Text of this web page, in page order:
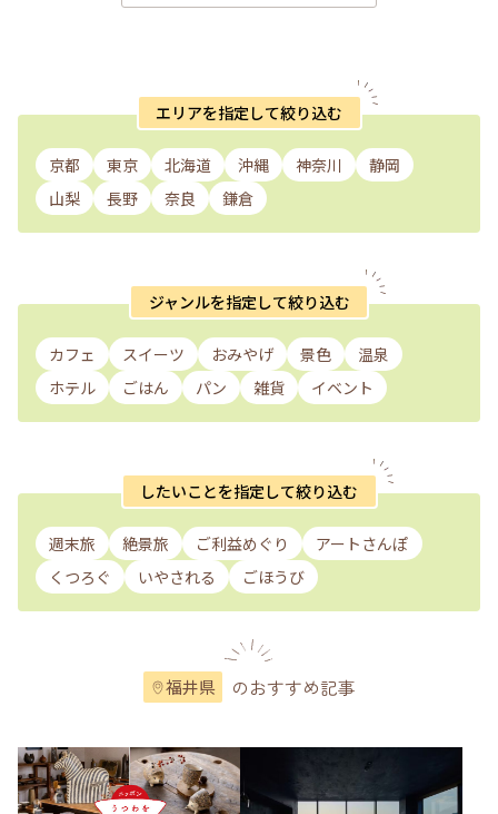
エリアを指定して絞り込む
京都 東京 北海道 沖縄 神奈川
静岡
山梨
長野 奈良 鎌倉
ジャンルを指定して絞り込む
カフェ スイーツ おみやげ 景色
温泉
ホテル
ごはん パン 雑貨 イベント
したいことを指定して絞り込む
週末旅 絶景旅 ご利益めぐり
アートさんぽ
くつろぐ
いやされる ごほうび
福井県 のおすすめ記事